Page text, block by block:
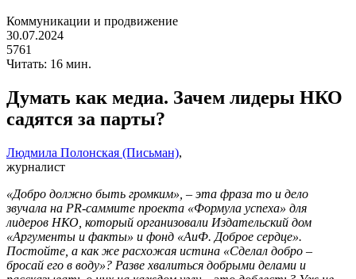
Коммуникации и продвижение
30.07.2024
5761
Читать: 16 мин.
Думать как медиа. Зачем лидеры НКО
садятся за парты?
Людмила Полонская (Письман),
журналист
«Добро должно быть громким», – эта фраза то и дело
звучала на PR-саммите проекта «Формула успеха» для
лидеров НКО, который организовали Издательский дом
«Аргументы и факты» и фонд «АиФ. Доброе сердце».
Постойте, а как же расхожая истина «Сделал добро –
бросай его в воду»? Разве хвалиться добрыми делами и